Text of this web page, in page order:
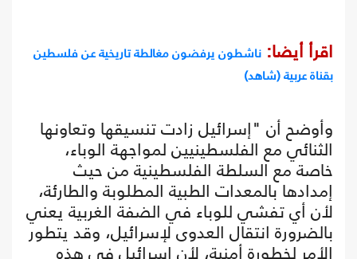
اقرأ أيضا: ناشطون يرفضون مغالطة تاريخية عن فلسطين
بقناة عربية (شاهد)
وأوضح أن "إسرائيل زادت تنسيقها وتعاونها
الثنائي مع الفلسطينيين لمواجهة الوباء،
خاصة مع السلطة الفلسطينية من حيث
إمدادها بالمعدات الطبية المطلوبة والطارئة،
لأن أي تفشي للوباء في الضفة الغربية يعني
بالضرورة انتقال العدوى لإسرائيل، وقد يتطور
الأمر لخطورة أمنية، لأن إسرائيل في هذه